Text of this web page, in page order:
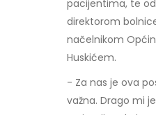
pacijentima, te
direktorom
načelnikom
Huskićem.
- Za nas je ova
važna. Drago mi